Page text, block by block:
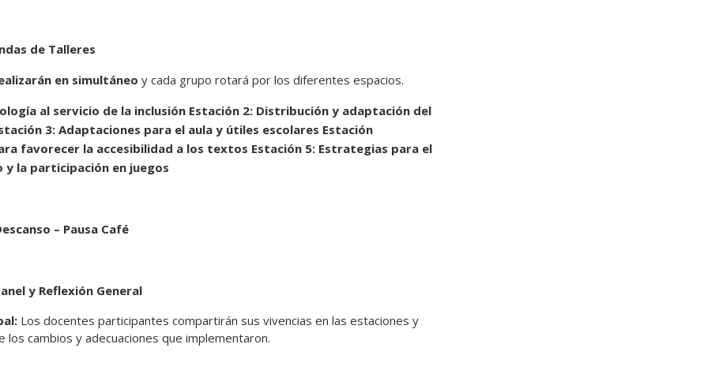
de Talleres
en simultáneo y cada grupo rotará por los diferentes espacios.
al servicio de la inclusión Estación 2: Distribución y adaptación del
3: Adaptaciones para el aula y útiles escolares Estación
favorecer la accesibilidad a los textos Estación 5: Estrategias para el
y la participación en juegos
– Pausa Café
y Reflexión General
Los docentes participantes compartirán sus vivencias en las estaciones y
los cambios y adecuaciones que implementaron.